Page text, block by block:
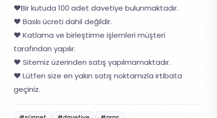
❤️Bir kutuda 100 adet davetiye bulunmaktadır.
❤️ Baskı ücreti dahil değildir.
❤️ Katlama ve birleştirme işlemleri müşteri
tarafından yapılır.
❤️ Sitemiz üzerinden satış yapılmamaktadır.
❤️ Lütfen size en yakın satış noktamızla irtibata
geçiniz.